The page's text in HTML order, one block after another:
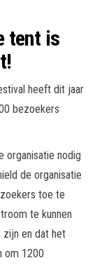
tent is
heeft dit jaar
bezoekers
organisatie nodig
de organisatie
toe te
te kunnen
zijn en dat het
om 1200